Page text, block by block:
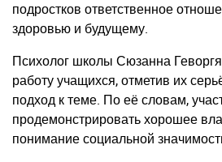
подростков ответственное
здоровью и будущему.
Психолог школы Сюзанна
работу учащихся, отметив их
подход к теме. По её словам,
продемонстрировать хорошее
понимание социальной